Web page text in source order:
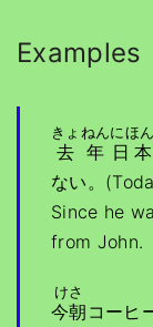
Examples
去年
きょねん
日本
にほん
ない。
Since he
from John.
今朝
けさ
コーヒ